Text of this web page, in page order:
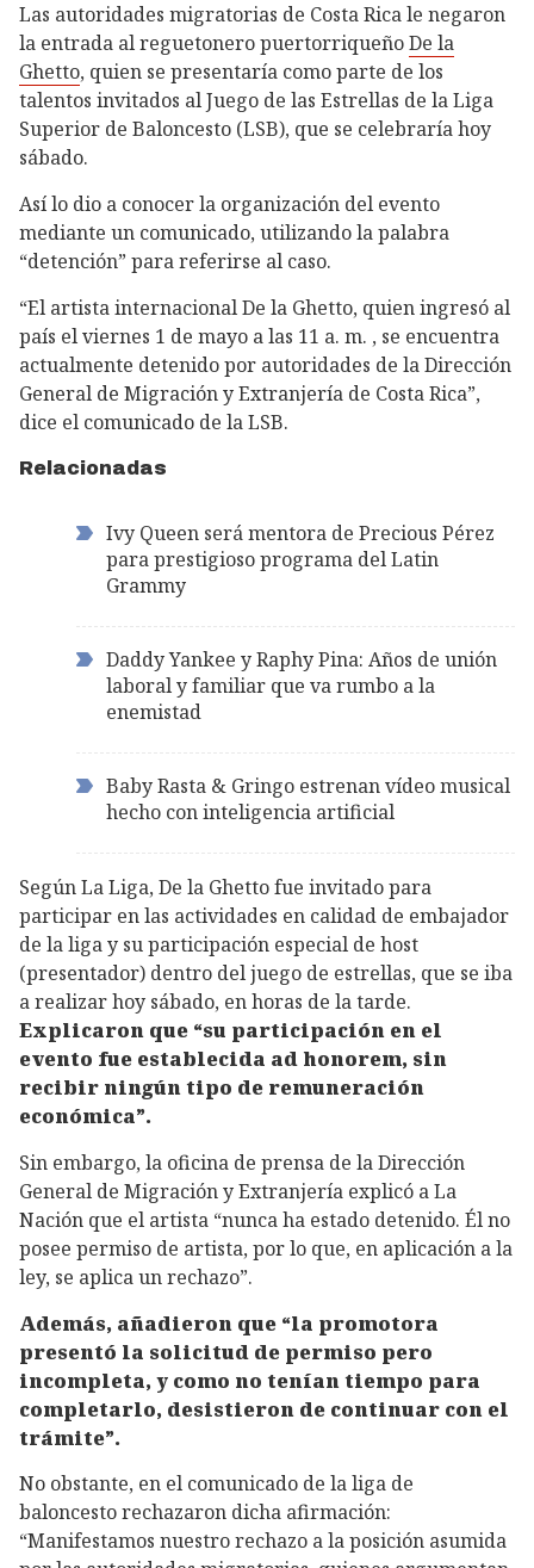
Las autoridades migratorias de Costa Rica le negaron
la entrada al reguetonero puertorriqueñoDe la
Ghetto, quien se presentaría como parte de los
talentos invitados al Juego de las Estrellas de la Liga
Superior de Baloncesto (LSB), que se celebraría hoy
sábado.
Así lo dio a conocer la organización del evento
mediante un comunicado, utilizando la palabra
“detención” para referirse al caso.
“El artista internacional De la Ghetto, quien ingresó al
país el viernes 1 de mayo a las 11 a. m. , se encuentra
actualmente detenido por autoridades de la Dirección
General de Migración y Extranjería de Costa Rica”,
dice el comunicado de la LSB.
Relacionadas
Ivy Queen será mentora de Precious Pérez
para prestigioso programa del Latin
Grammy
Daddy Yankee y Raphy Pina: Años de unión
laboral y familiar que va rumbo a la
enemistad
Baby Rasta & Gringo estrenan vídeo musical
hecho con inteligencia artificial
Según La Liga, De la Ghetto fue invitado para
participar en las actividades en calidad de embajador
de la liga y su participación especial de host
(presentador) dentro del juego de estrellas, que se iba
a realizar hoy sábado, en horas de la tarde.
Explicaron que “su participación en el
evento fue establecida ad honorem, sin
recibir ningún tipo de remuneración
económica”.
Sin embargo, la oficina de prensa de la Dirección
General de Migración y Extranjería explicó a La
Nación que el artista “nunca ha estado detenido. Él no
posee permiso de artista, por lo que, en aplicación a la
ley, se aplica un rechazo”.
Además, añadieron que “la promotora
presentó la solicitud de permiso pero
incompleta, y como no tenían tiempo para
completarlo, desistieron de continuar con el
trámite”.
No obstante, en el comunicado de la liga de
baloncesto rechazaron dicha afirmación:
“Manifestamos nuestro rechazo a la posición asumida